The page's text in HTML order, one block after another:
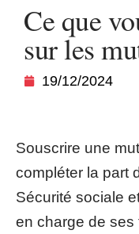
Ce que
sur les
19/12/2024
Souscrire une
compléter la part
Sécurité sociale
en charge de ses